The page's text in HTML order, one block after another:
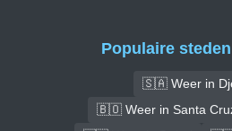
Populaire
🇸🇦 Weer in
🇧🇴 Weer in Santa